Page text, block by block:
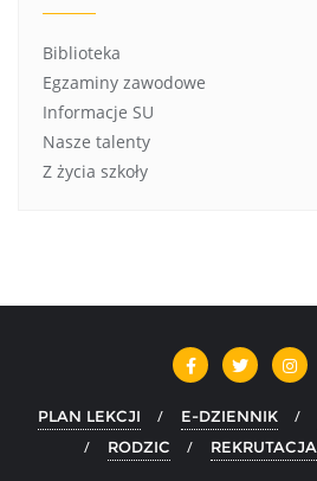
Biblioteka
Egzaminy zawodowe
Informacje SU
Nasze talenty
Z życia szkoły
PLAN LEKCJI E-DZIENNIK
RODZIC
REKRUTACJA